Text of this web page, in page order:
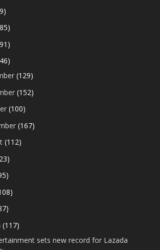
(129)
(152)
(100)
(167)
(112)
(117)
sets new record for Lazada